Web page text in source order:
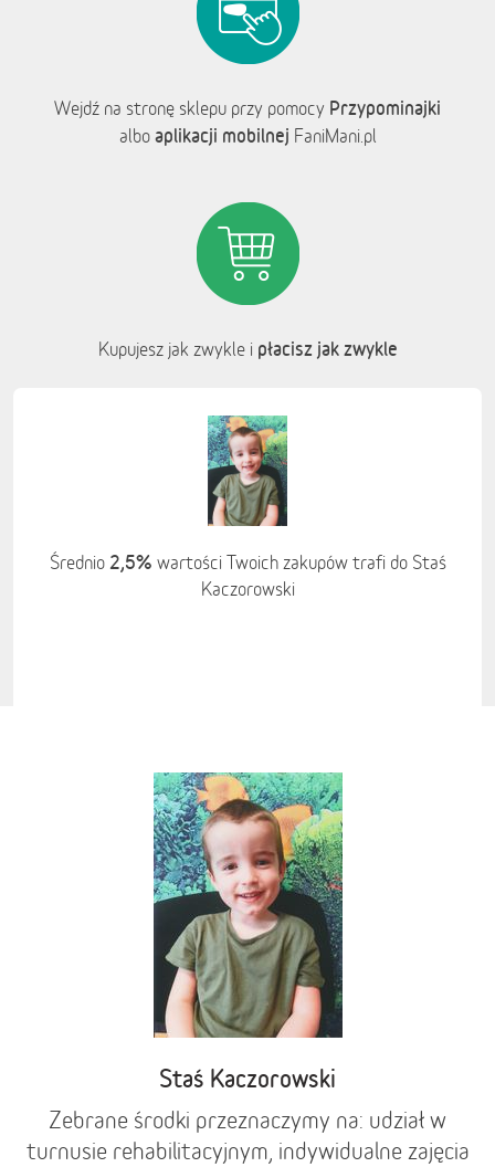
Wejdź na stronę sklepu przy pomocy Przypominajki
albo aplikacji mobilnej FaniMani.pl
Kupujesz jak zwykle i płacisz jak zwykle
Średnio 2,5% wartości Twoich zakupów trafi do Staś
Kaczorowski
Staś Kaczorowski
Zebrane środki przeznaczymy na: udział w
turnusie rehabilitacyjnym, indywidualne zajęcia